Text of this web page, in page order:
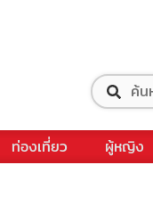
ท่องเที่ยว ผู้หญิง